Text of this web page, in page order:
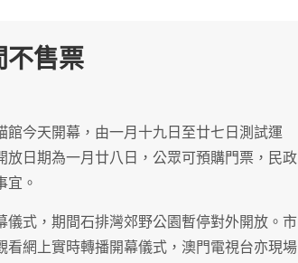
不售票
館今天開幕，由一月十九日至廿七日測試運
日期為一月廿八日，公眾可預購門票，民政
宜。
式，期間石排灣郊野公園暫停對外開放。市
看網上實時轉播開幕儀式，澳門電視台亦現場